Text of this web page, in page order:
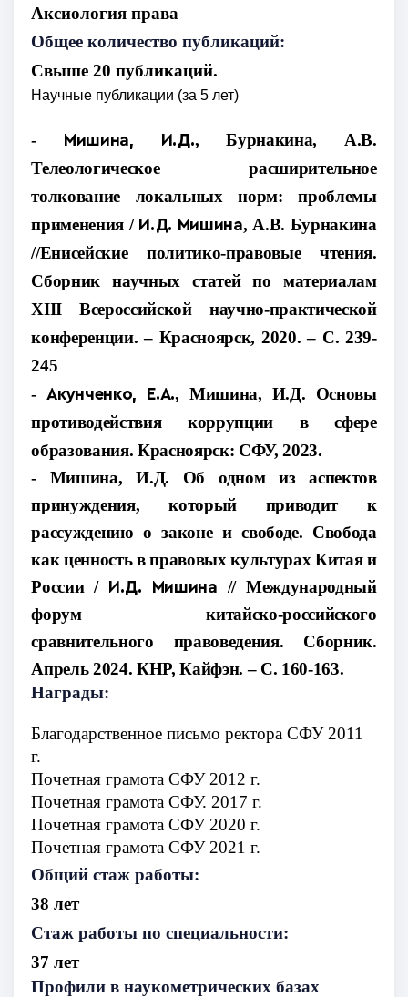
Аксиология права
Общее количество публикаций:
Свыше 20 публикаций.
Научные публикации (за 5 лет)
- Мишина, И.Д., Бурнакина, А.В.
Телеологическое расширительноe
толкование локальных норм: проблемы
применения / И.Д. Мишина, А.В. Бурнакина
//Енисейские политико-правовые чтения.
Сборник научных статей по материалам
XIII Всероссийской научно-практической
конференции. – Красноярск, 2020. – С. 239-
245
-Акунченко, Е.А., Мишина, И.Д. Основы
противодействия коррупции в сфере
образования. Красноярск: СФУ, 2023.
- Мишина, И.Д. Об одном из аспектов
принуждения, который приводит к
рассуждению о законе и свободе. Свобода
как ценность в правовых культурах Китая и
России /
И.Д. Мишина // Международный
форум китайско-российского
сравнительного правоведения. Сборник.
Апрель 2024. КНР, Кайфэн. – С. 160-163.
Награды:
Благодарственное письмо ректора СФУ 2011
г.
Почетная грамота СФУ 2012 г.
Почетная грамота СФУ. 2017 г.
Почетная грамота СФУ 2020 г.
Почетная грамота СФУ 2021 г.
Общий стаж работы:
38 лет
Стаж работы по специальности:
37 лет
Профили в наукометрических базах
Великобритании. Кейс-
методика в обучении юристов»;
«Трудовое и тарифное право
Германии»